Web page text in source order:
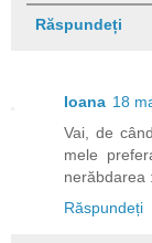
Răspundeți
Ioana 18
Vai, de
mele
nerăbdarea
Răspundeți